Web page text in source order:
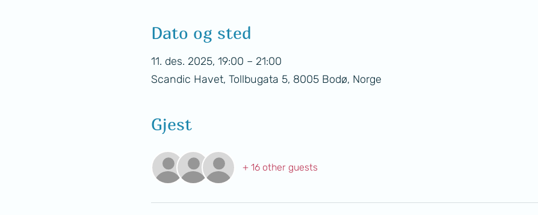
Dato og sted
11. des. 2025, 19:00 – 21:00
Scandic Havet, Tollbugata 5, 8005 Bodø, Norge
Gjest
+ 16 other guests